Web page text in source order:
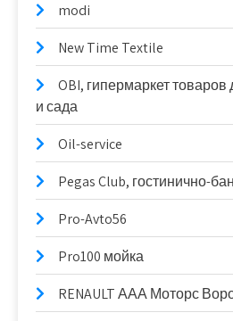
modi
New Time Textile
OBI, гипермаркет
и сада
Oil-service
Pegas Club, гостинично-
Pro-Avto56
Pro100 мойка
RENAULT ААА Моторс